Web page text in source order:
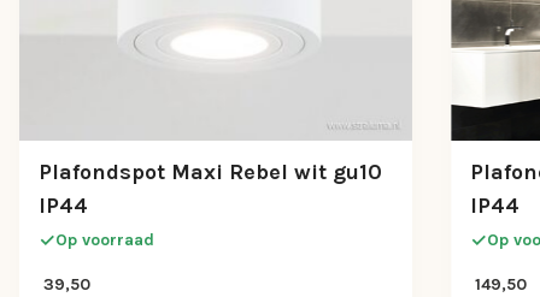
Plafondspot Maxi Rebel wit gu10
IP44
Op voorraad
39,50
IP44
Op
149,50